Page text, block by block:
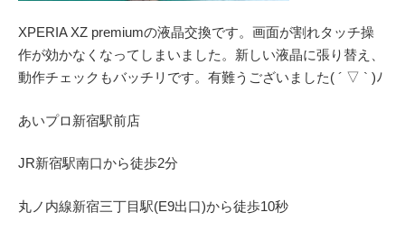
XPERIA XZ premiumの液晶交換です。画面が割れタッチ操
作が効かなくなってしまいました。新しい液晶に張り替え、
動作チェックもバッチリです。有難うございました( ´ ▽ ` )ﾉ
あいプロ新宿駅前店
JR新宿駅南口から徒歩2分
丸ノ内線新宿三丁目駅(E9出口)から徒歩10秒